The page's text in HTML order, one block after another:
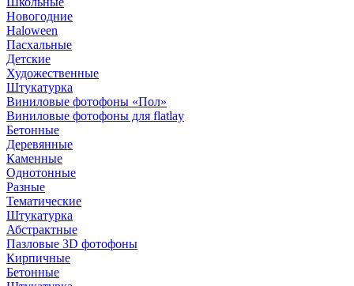
Новогодние
Haloween
Пасхальные
Детские
Художественные
Штукатурка
Виниловые фотофоны «Пол»
Виниловые фотофоны для flatlay
Бетонные
Деревянные
Каменные
Однотонные
Разные
Тематические
Штукатурка
Абстрактные
Пазловые 3D фотофоны
Кирпичные
Бетонные